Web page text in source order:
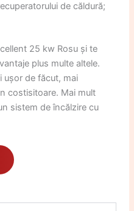
de căldură;
25 kw Rosu și te
plus multe altele.
ușor de făcut, mai
costisitoare. Mai mult
sistem de încălzire cu